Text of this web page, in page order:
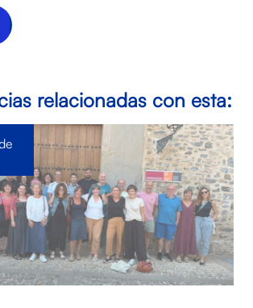
relacionadas con esta: